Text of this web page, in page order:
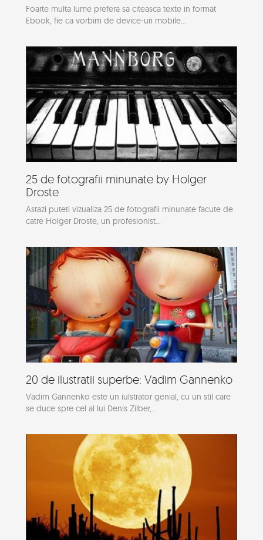
Foarte multa lume prefera sa citeasca texte in format
Ebook, fie ca vorbim de device-uri mobile...
25 de fotografii minunate by Holger
Droste
Astazi puteti vizualiza 25 de fotografii minunate facute de
catre Holger Droste, un profesionist...
20 de ilustratii superbe: Vadim Gannenko
Vadim Gannenko este un iulstrator genial, cu un stil care
se duce spre cel al lui Denis Zilber,...